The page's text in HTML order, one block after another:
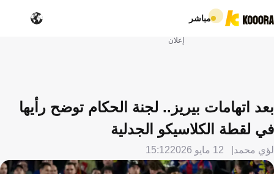
مباشر
إعلان
بعد اتهامات بيريز.. لجنة الحكام توضح رأيها
في لقطة الكلاسيكو الجدلية
لؤي محمد 12 مايو 2026 15:12